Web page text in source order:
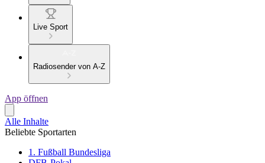
Live Sport
Radiosender von A-Z
App öffnen
Alle Inhalte
Beliebte Sportarten
1. Fußball Bundesliga